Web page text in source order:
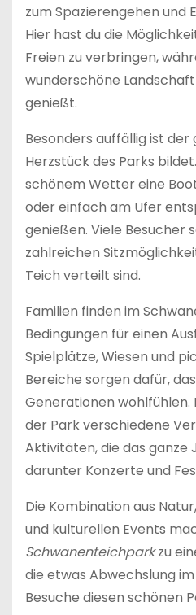
zum Spazierengehen und
Hier hast du die
Freien zu verbringen,
wunderschöne
genießt.
Besonders auffällig ist der
Herzstück des Parks
schönem Wetter eine
oder einfach am Ufer
genießen. Viele Besucher
zahlreichen
Teich verteilt sind.
Familien finden im
Bedingungen für einen
Spielplätze, Wiesen und
Bereiche sorgen dafür,
Generationen
der Park verschiedene
Aktivitäten, die das
darunter Konzerte und
Die Kombination aus
und kulturellen Events
Schwanenteichparkzu
die etwas Abwechslung
Besuche diesen schönen